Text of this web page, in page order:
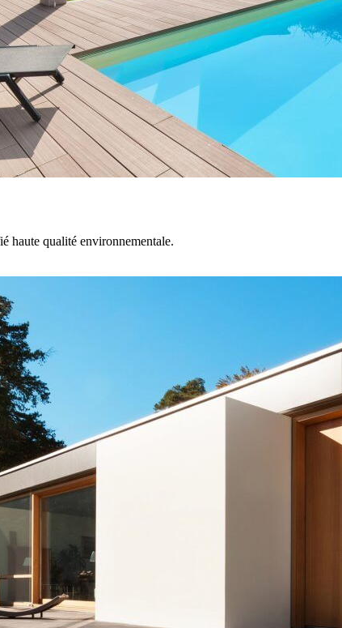
haute qualité environnementale.